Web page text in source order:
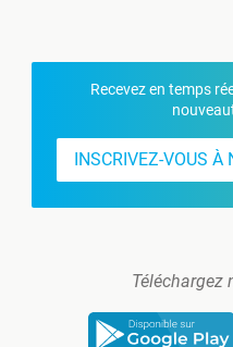
Recevez en temps
INSCRIVEZ-VOUS
Téléchargez